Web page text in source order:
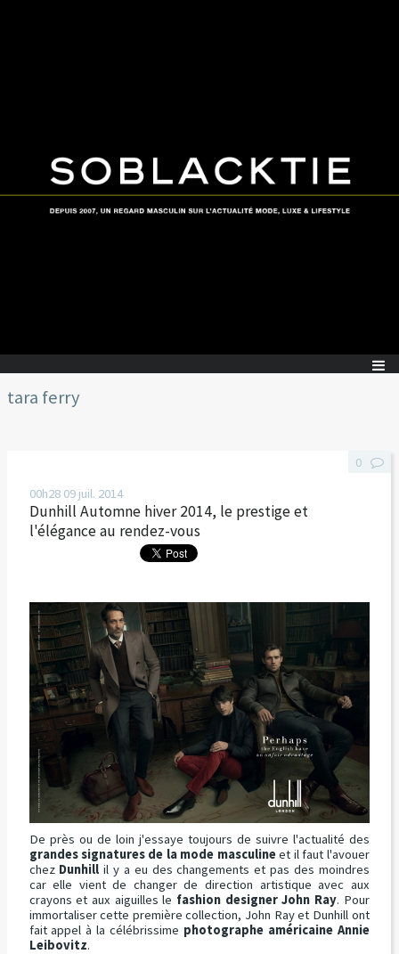
tara ferry
00h28 09 juil. 2014
Dunhill Automne hiver 2014, le prestige et
l'élégance au rendez-vous
De près ou de loin j'essaye toujours de suivre l'actualité des
grandes signatures de la mode masculineet il faut l'avouer
chez Dunhill il y a eu des changements et pas des moindres
car elle vient de changer de direction artistique avec aux
crayons et aux aiguilles le fashion designer John Ray. Pour
immortaliser cette première collection, John Ray et Dunhill ont
fait appel à la célébrissime photographe américaine Annie
Leibovitz.
0